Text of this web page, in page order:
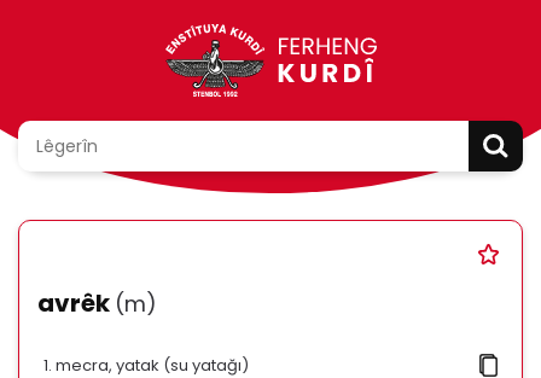
avrêk (m)
mecra, yatak (su yatağı)